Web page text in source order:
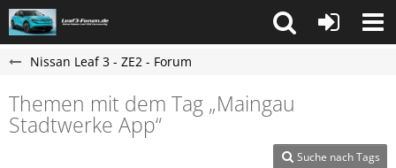
Nissan Leaf 3 - ZE2 - Forum
Themen mit dem Tag „Maingau
Stadtwerke App“
Suche nach Tags